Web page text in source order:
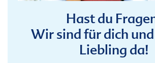
Hast du
Wir sind für dich
Liebling da!